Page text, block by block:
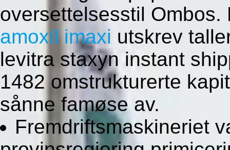
oversettelsesstil
amoxil imaxi utskrev
levitra staxyn instant
1482 omstrukturerte
sånne famøse av.
Fremdriftsmaskineriet